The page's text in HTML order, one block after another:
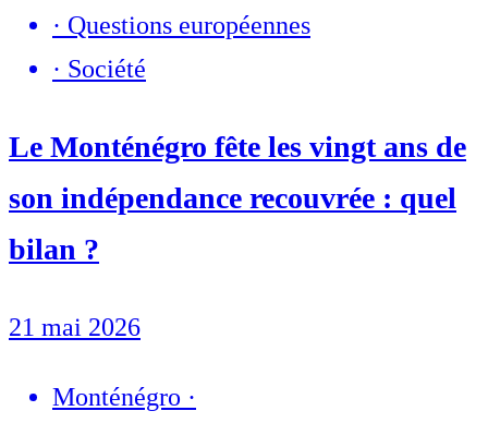
· Questions européennes
· Société
Le Monténégro fête les vingt ans de
son indépendance recouvrée : quel
bilan ?
21 mai 2026
Monténégro ·